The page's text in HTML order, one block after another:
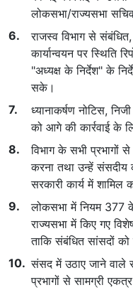
लोकसभा/राज्यसभा
राजस्व विभाग से संबंधित,
कार्यान्वयन पर स्थिति
"अध्यक्ष के निर्देश" के
सके।
ध्यानाकर्षण नोटिस,
को आगे की कार्रवाई के
विभाग के सभी प्रभागों
करना तथा उन्हें संसदीय
सरकारी कार्य में शामिल
लोकसभा में नियम 377 के
राज्यसभा में किए गए
ताकि संबंधित सांसदों को
संसद में उठाए जाने वाले
प्रभागों से सामग्री